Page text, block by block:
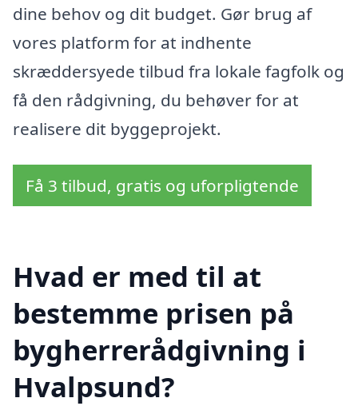
dine behov og dit budget. Gør brug af
vores platform for at indhente
skræddersyede tilbud fra lokale fagfolk og
få den rådgivning, du behøver for at
realisere dit byggeprojekt.
Få 3 tilbud, gratis og uforpligtende
Hvad er med til at
bestemme prisen på
bygherrerådgivning i
Hvalpsund?